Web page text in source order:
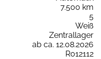
7.500 km
5
Weiß
Zentrallager
ab ca. 12.08.2026
R012112